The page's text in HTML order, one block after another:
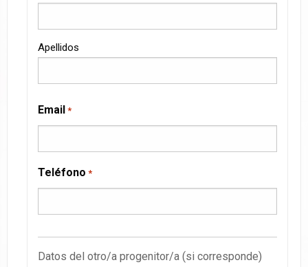
Apellidos
Email *
Teléfono *
Datos del otro/a progenitor/a (si corresponde)